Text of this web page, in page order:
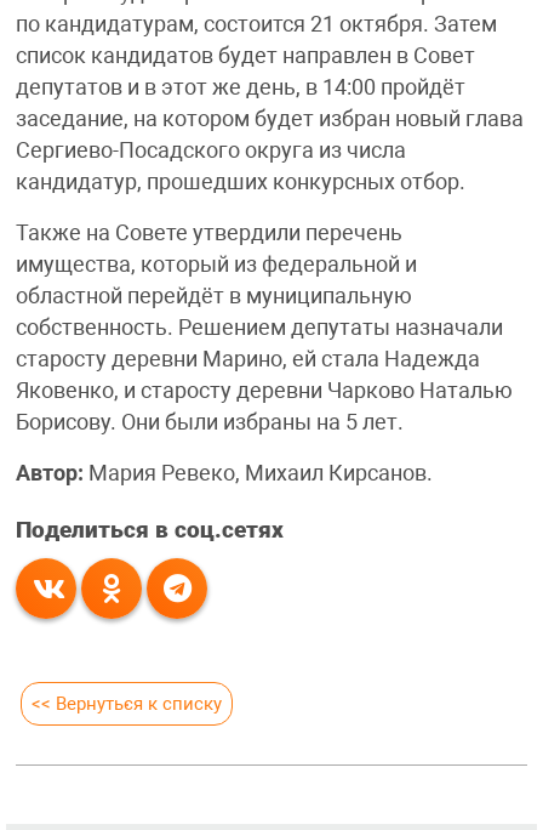
по кандидатурам, состоится 21 октября. Затем
список кандидатов будет направлен в Совет
депутатов и в этот же день, в 14:00 пройдёт
заседание, на котором будет избран новый глава
Сергиево-Посадского округа из числа
кандидатур, прошедших конкурсных отбор.
Также на Совете утвердили перечень
имущества, который из федеральной и
областной перейдёт в муниципальную
собственность. Решением депутаты назначали
старосту деревни Марино, ей стала Надежда
Яковенко, и старосту деревни Чарково Наталью
Борисову. Они были избраны на 5 лет.
Автор: Мария Ревеко, Михаил Кирсанов.
Поделиться в соц.сетях
<< Вернуться к списку